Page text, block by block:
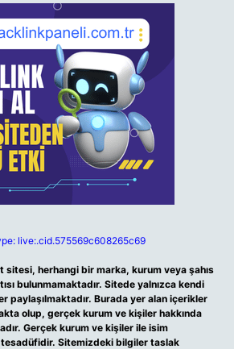
live:.cid.575569c608265c69
sitesi, herhangi bir marka, kurum veya şahıs
bulunmamaktadır. Sitede yalnızca kendi
paylaşılmaktadır. Burada yer alan içerikler
olup, gerçek kurum ve kişiler hakkında
Gerçek kurum ve kişiler ile isim
Sitemizdeki bilgiler taslak